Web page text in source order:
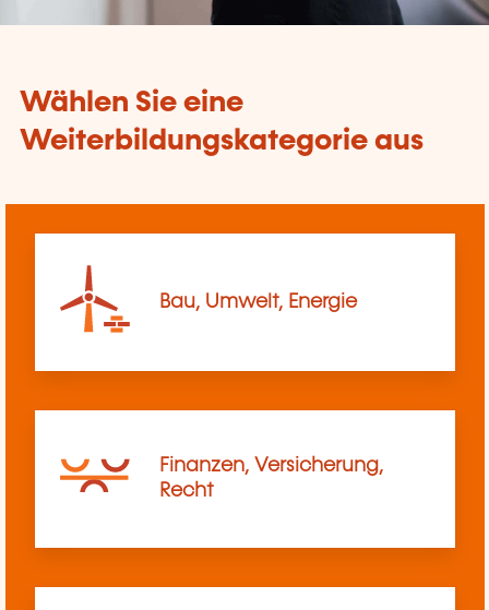
Wählen Sie eine
Weiterbildungskategorie aus
Bau, Umwelt, Energie
Finanzen, Versicherung,
Recht